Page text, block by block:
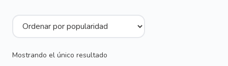
Mostrando el único resultado